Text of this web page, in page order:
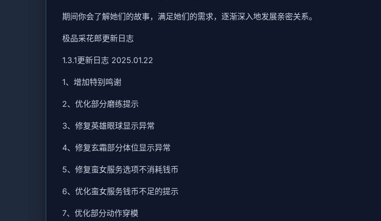
期间你会了解她们的故事，满足她们的需求，逐渐深入地发展亲密关系。
极品采花郎更新日志
1.3.1更新日志 2025.01.22
1、增加特别鸣谢
2、优化部分磨练提示
3、修复英雄眼球显示异常
4、修复玄霜部分体位显示异常
5、修复蛮女服务选项不消耗钱币
6、优化蛮女服务钱币不足的提示
7、优化部分动作穿模